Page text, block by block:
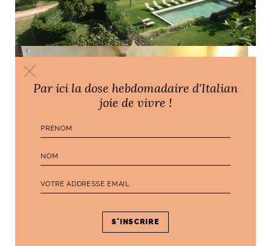
Petite précision : ce ne sont pas des rapides…. si vous aviez
un avion, passez votre chemin.
Par ici la dose hebdomadaire d'Italian
joie de vivre !